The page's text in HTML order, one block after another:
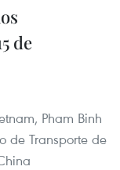
de
Pham Binh
de Transporte de